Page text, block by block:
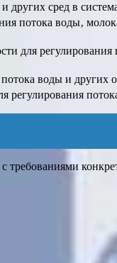
сред в
потока воды‚
для регулирования
воды и других
регулирования
требованиями